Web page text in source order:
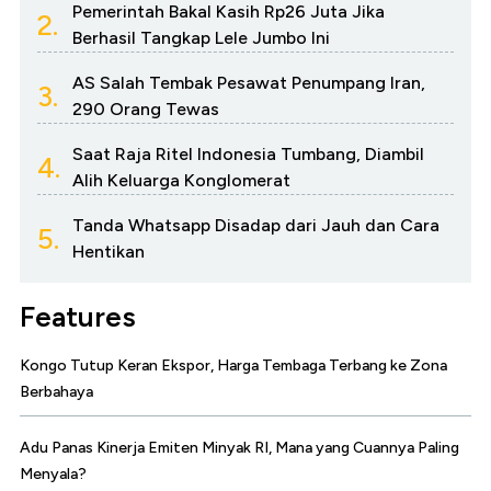
2.
Pemerintah Bakal Kasih Rp26 Juta Jika
Berhasil Tangkap Lele Jumbo Ini
3.
AS Salah Tembak Pesawat Penumpang Iran,
290 Orang Tewas
4.
Saat Raja Ritel Indonesia Tumbang, Diambil
Alih Keluarga Konglomerat
5.
Tanda Whatsapp Disadap dari Jauh dan Cara
Hentikan
Features
Kongo Tutup Keran Ekspor, Harga Tembaga Terbang ke Zona
Berbahaya
Adu Panas Kinerja Emiten Minyak RI, Mana yang Cuannya Paling
Menyala?